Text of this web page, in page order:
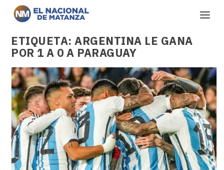
ETIQUETA:ARGENTINA LE GANA
POR 1 A 0 A PARAGUAY